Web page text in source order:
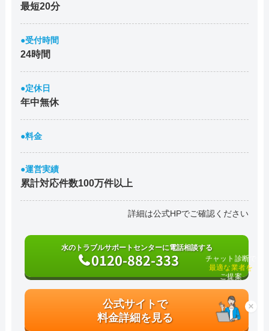
最短20分
●受付時間
24時間
●定休日
年中無休
●料金
●運営実績
累計対応件数100万件以上
詳細は公式HPでご確認ください
水のトラブルサポートセンターに電話相談する
0120-882-333
公式サイトで
料金詳細を見る
×
チャット診断で
最適な業者を
ご提案